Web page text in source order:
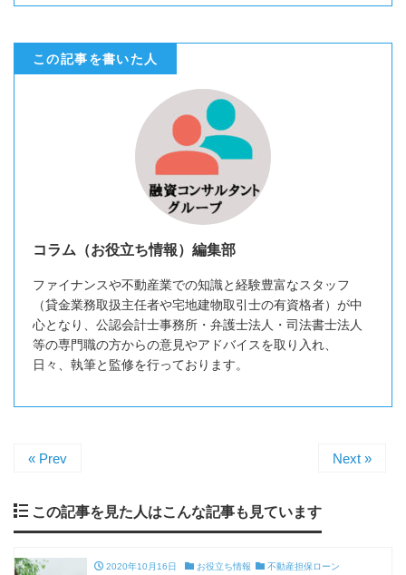
この記事を書いた人
コラム（お役立ち情報）編集部
ファイナンスや不動産業での知識と経験豊富なスタッフ
（貸金業務取扱主任者や宅地建物取引士の有資格者）が中
心となり、公認会計士事務所・弁護士法人・司法書士法人
等の専門職の方からの意見やアドバイスを取り入れ、
日々、執筆と監修を行っております。
« Prev Next »
この記事を見た人はこんな記事も見ています
2020年10月16日 お役立ち情報 不動産担保ローン